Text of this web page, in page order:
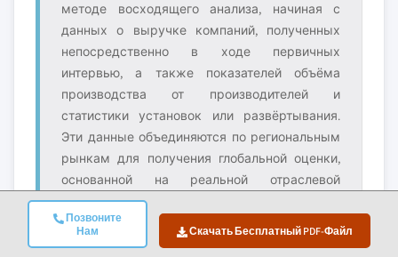
Позвоните
Нам
Скачать Бесплатный PDF-Файл
методе восходящего анализа, начиная с
данных о выручке компаний, полученных
непосредственно в ходе первичных
интервью, а также показателей объёма
производства от производителей и
статистики установок или развёртывания.
Эти данные объединяются по региональным
рынкам для получения глобальной оценки,
основанной на реальной отраслевой
деятельности.